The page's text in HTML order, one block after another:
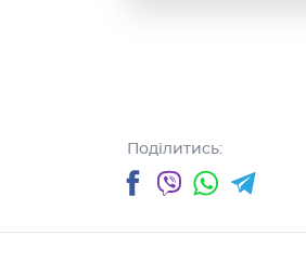
Поділитись:
Facebook
ViberWhatsApp
Telegram